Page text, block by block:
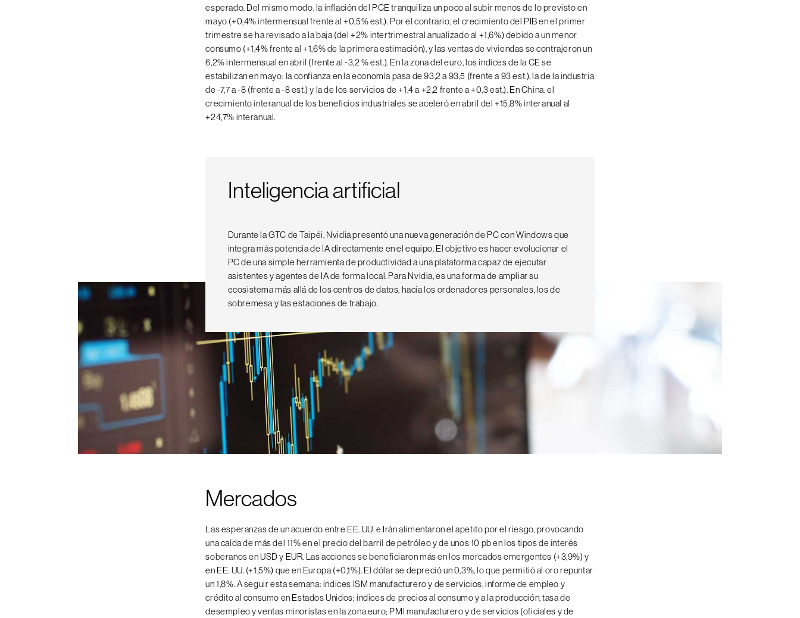
esperado. Del mismo modo, la inflación del PCE tranquiliza un poco al subir menos de lo previsto en
mayo (+0,4% intermensual frente al +0,5% est.). Por el contrario, el crecimiento del PIB en el primer
trimestre se ha revisado a la baja (del +2% intertrimestral anualizado al +1,6%) debido a un menor
consumo (+1,4% frente al +1,6% de la primera estimación), y las ventas de viviendas se contrajeron un
6,2% intermensual en abril (frente al -3,2 % est.). En la zona del euro, los índices de la CE se
estabilizan en mayo: la confianza en la economía pasa de 93,2 a 93,5 (frente a 93 est.), la de la industria
de -7,7 a -8 (frente a -8 est.) y la de los servicios de +1,4 a +2,2 frente a +0,3 est.). En China, el
crecimiento interanual de los beneficios industriales se aceleró en abril del +15,8% interanual al
+24,7% interanual.
Inteligencia artificial
Durante la GTC de Taipéi, Nvidia presentó una nueva generación de PC con Windows que
integra más potencia de IA directamente en el equipo. El objetivo es hacer evolucionar el
PC de una simple herramienta de productividad a una plataforma capaz de ejecutar
asistentes y agentes de IA de forma local. Para Nvidia, es una forma de ampliar su
ecosistema más allá de los centros de datos, hacia los ordenadores personales, los de
sobremesa y las estaciones de trabajo.
Mercados
Las esperanzas de un acuerdo entre EE. UU. e Irán alimentaron el apetito por el riesgo, provocando
una caída de más del 11% en el precio del barril de petróleo y de unos 10 pb en los tipos de interés
soberanos en USD y EUR. Las acciones se beneficiaron más en los mercados emergentes (+3,9%) y
en EE. UU. (+1,5%) que en Europa (+0,1%). El dólar se depreció un 0,3%, lo que permitió al oro repuntar
un 1,8%. A seguir esta semana: índices ISM manufacturero y de servicios, informe de empleo y
crédito al consumo en Estados Unidos; índices de precios al consumo y a la producción, tasa de
desempleo y ventas minoristas en la zona euro; PMI manufacturero y de servicios (oficiales y de